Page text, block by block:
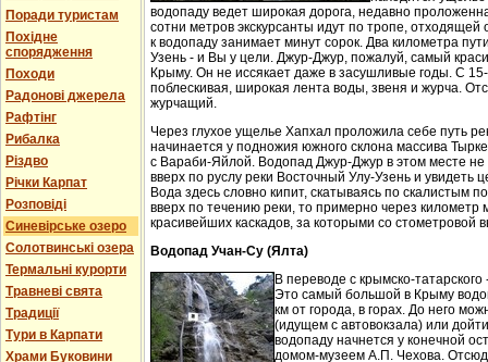
Поради туристам
Похідне
спорядження
Походи
Радонові джерела
Рафтінг
Рибалка
Різдво
Річки Карпат
Розповіді
Синевірське озеро
Солотвинські озера
Термальні курорти
Травневі свята
Традиції
Тури в Карпати
Храми Буковини
водопаду ведет широкая дорога, недавно
сотни метров экскурсанты идут по тропе, отходящей
к водопаду занимает минут сорок. Два километра
Узень - и Вы у цели. Джур-Джур, пожалуй, самый
Крыму. Он не иссякает даже в засушливые годы. С
поблескивая, широкая лента воды, звеня и журча.
журчащий.
Через глухое ущелье Хапхал проложила себе путь
начинается у подножия южного склона массива
с Вараби-Яйлой. Водопад Джур-Джур в этом месте
вверх по руслу реки Восточный Улу-Узень и увидеть
Вода здесь словно кипит, скатываясь по скалистым
вверх по течению реки, то примерно через километр
красивейших каскадов, за которыми со стометровой
Водопад Учан-Су (Ялта)
В переводе с крымско-
Это самый большой в Крыму
км от города, в горах. До него
(идущем с автовокзала) или
водопаду начнется у конечной
домом-музеем А.П. Чехова.